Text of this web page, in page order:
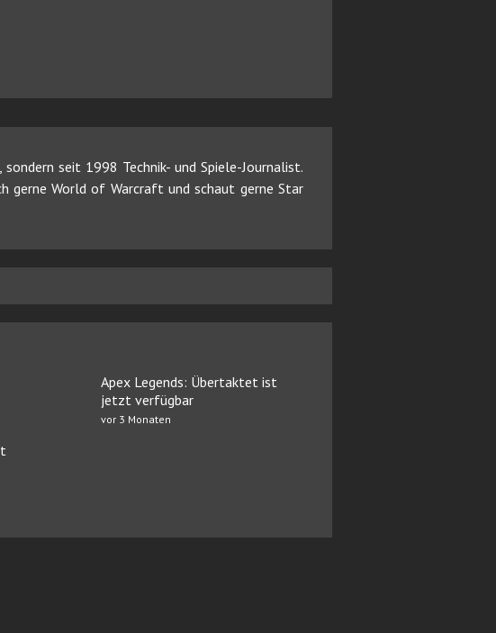
seit 1998 Technik- und Spiele-Journalist.
gerne World of Warcraft und schaut gerne Star
Apex Legends: Übertaktet ist
jetzt verfügbar
vor 3 Monaten